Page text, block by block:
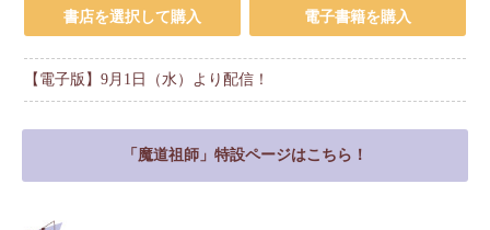
書店を選択して購入 電子書籍を購入
【電子版】9月1日（水）より配信！
「魔道祖師」特設ページはこちら！